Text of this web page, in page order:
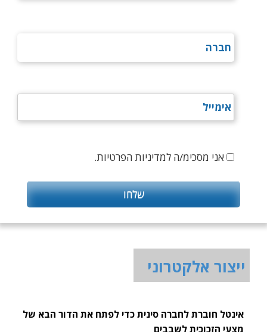
אני מסכימ/ה למדיניות הפרטיות.
ייצור אלקטרוני
אינטל חוברת לחברה סינית כדי לפתח את הדור הבא של
מצעי הזכוכית לשבבים